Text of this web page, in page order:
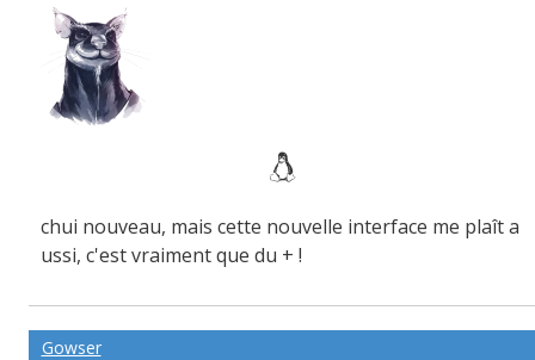
chui nouveau, mais cette nouvelle interface me plaît a
ussi, c'est vraiment que du + !
Gowser